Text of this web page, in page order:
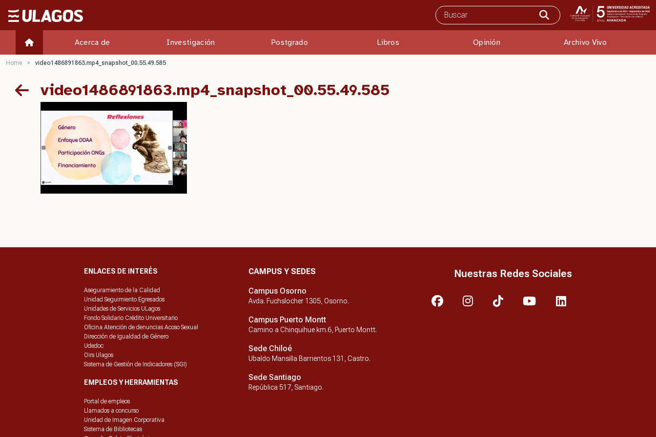
Ulagos Template
Acerca de Investigación Postgrado Libros Opinión Archivo Vivo
Home > video1486891863.mp4_snapshot_00.55.49.585
video1486891863.mp4_snapshot_00.55.49.585
ENLACES DE INTERÉS
Aseguramiento de la Calidad
Unidad Seguimiento Egresados
Unidades de Servicios ULagos
Fondo Solidario Crédito Universitario
Oficina Atención de denuncias Acoso Sexual
Dirección de Igualdad de Género
Udedoc
Oirs Ulagos
Sistema de Gestión de Indicadores (SGI)
EMPLEOS Y HERRAMIENTAS
Portal de empleos
Llamados a concurso
Unidad de Imagen Corporativa
Sistema de Bibliotecas
CAMPUS Y SEDES
Campus Osorno
Avda. Fuchslocher 1305, Osorno.
Campus Puerto Montt
Camino a Chinquihue km.6, Puerto Montt.
Sede Chiloé
Ubaldo Mansilla Barrientos 131, Castro.
Sede Santiago
República 517, Santiago.
Nuestras Redes Sociales